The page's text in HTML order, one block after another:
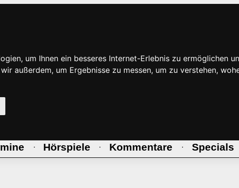
um Ihnen ein besseres Internet-Erlebnis zu ermöglichen
außerdem, um Ergebnisse zu messen, um zu verstehen,
· Hörspiele · Kommentare · Specials